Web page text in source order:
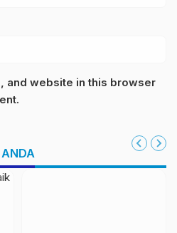
and website in this browser